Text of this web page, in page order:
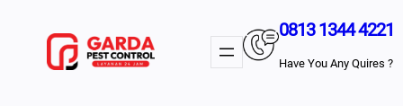
0813 1344 4221
Have You Any Quires ?